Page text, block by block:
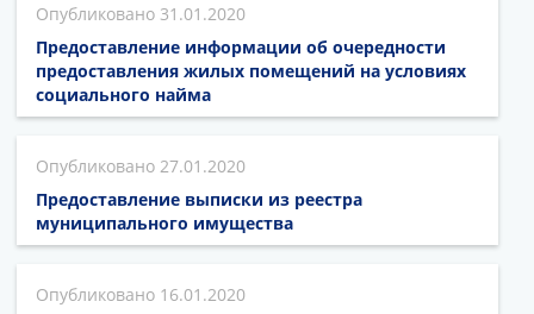
31.01.2020
Предоставление информации об очередности
предоставления жилых помещений на условиях
социального найма
27.01.2020
Предоставление выписки из реестра
муниципального имущества
16.01.2020